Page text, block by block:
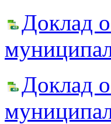
Доклад
Доклад